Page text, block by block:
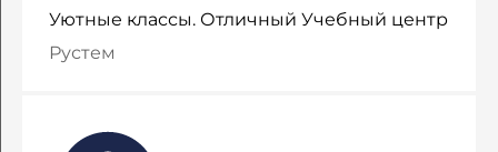
Уютные классы. Отличный Учебный центр
Рустем